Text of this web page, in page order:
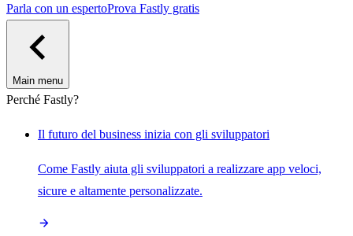
Parla con un espertoProva Fastly gratis
Main menu
Perché Fastly?
Il futuro del business inizia con gli sviluppatori
Come Fastly aiuta gli sviluppatori a realizzare app veloci,
sicure e altamente personalizzate.